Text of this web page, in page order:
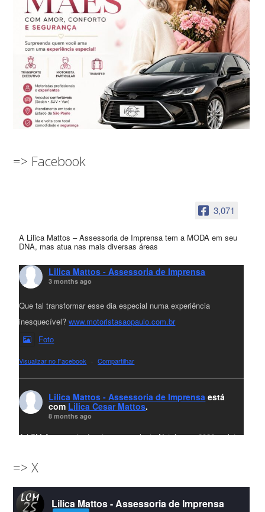
=> Facebook
3,071
A Lilica Mattos – Assessoria de Imprensa tem a MODA em seu
DNA, mas atua nas mais diversas áreas
Lilica Mattos - Assessoria de Imprensa
3 months ago
Que tal transformar esse dia especial numa experiência
inesquecível?www.motoristasaopaulo.com.br
Foto
Visualizar no Facebook · Compartilhar
Lilica Mattos - Assessoria de Imprensa está
com Lilica Cesar Mattos.
8 months ago
A LCM Assessoria deseja um excelente Natal e um 2026 repleto
amigos que sempre nos acompanham!🎄✨🥂❤️
#lcmassessoriassessoria#natal #merrychristmas #felizanonovo
#HappyNewYear
=> X
Lilica Mattos - Assessoria de Imprensa